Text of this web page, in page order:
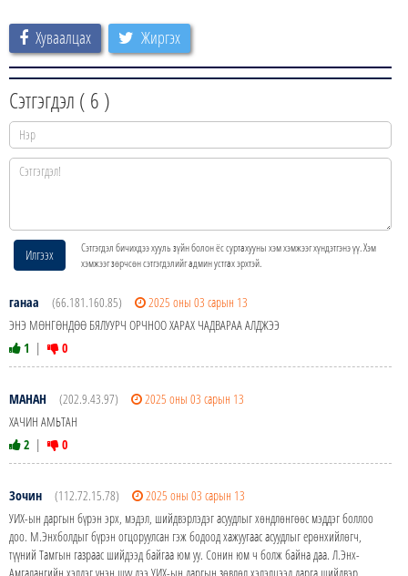
Хуваалцах Жиргэх
Сэтгэгдэл ( 6 )
Илгээх
Сэтгэгдэл бичихдээ хууль зүйн болон ёс суртахууны хэм хэмжээг хүндэтгэнэ үү. Хэм
хэмжээг зөрчсөн сэтгэгдэлийг админ устгах эрхтэй.
ганаа (66.181.160.85)
2025 оны 03 сарын 13
ЭНЭ МӨНГӨНДӨӨ БЯЛУУРЧ ОРЧНОО ХАРАХ ЧАДВАРАА АЛДЖЭЭ
1 | 0
МАНАН (202.9.43.97)
2025 оны 03 сарын 13
ХАЧИН АМЬТАН
2 | 0
Зочин (112.72.15.78)
2025 оны 03 сарын 13
УИХ-ын даргын бүрэн эрх, мэдэл, шийдвэрлэдэг асуудлыг хөндлөнгөөс мэддэг боллоо
доо. М.Энхболдыг бүрэн огцоруулсан гэж бодоод хажуугаас асуудлыг ерөнхийлөгч,
түүний Тамгын газраас шийдээд байгаа юм уу. Сонин юм ч болж байна даа. Л.Энх-